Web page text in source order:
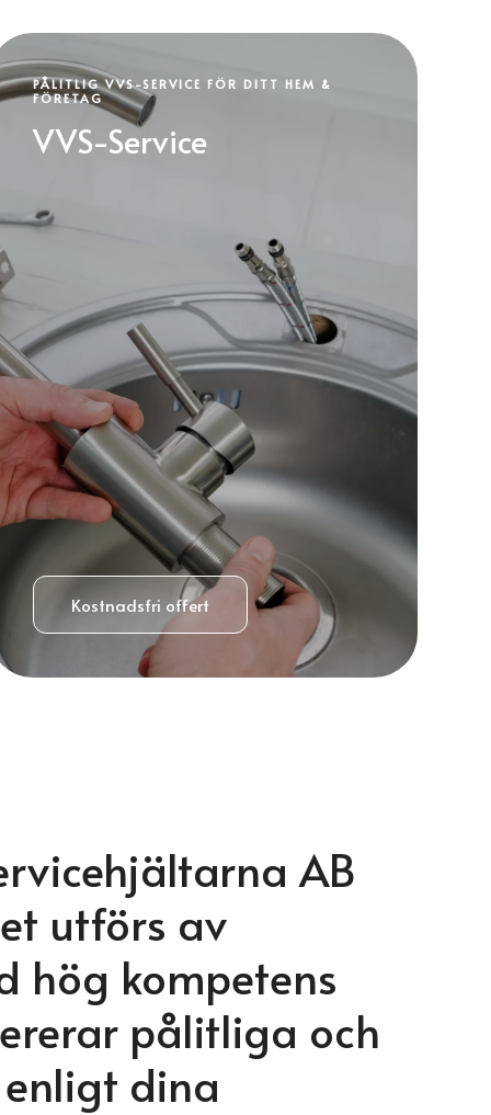
PÅLITLIG VVS-SERVICE FÖR DITT HEM &
FÖRETAG
VVS-Service
Kostnadsfri offert
AB
utförs av
hög kompetens
pålitliga och
dina